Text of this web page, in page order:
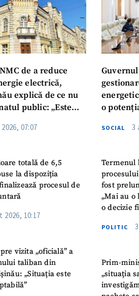
de a reduce
electrică,
explică de ce nu
public: „Este
07:07
totală de 6,5
la dispoziția
procesul de
2026, 10:17
vizita „oficială” a
taliban din
„Situația este
o
SOCIAL 3
Termenul
fost
„Mai au o
o decizie
POLITIC
Prim-
„situația